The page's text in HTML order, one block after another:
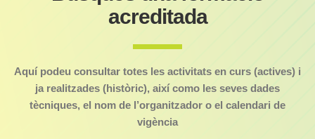
acreditada
Aquí podeu consultar totes les activitats en curs (actives) i
ja realitzades (històric), així como les seves dades
tècniques, el nom de l’organitzador o el calendari de
vigència